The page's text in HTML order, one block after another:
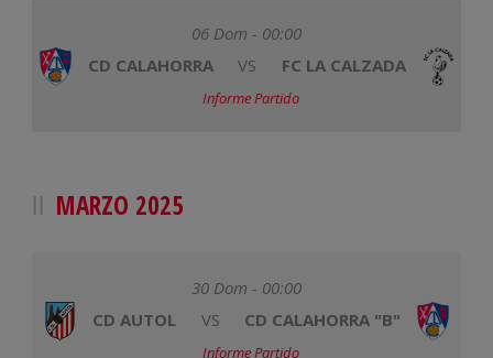
06 Dom - 00:00
CD CALAHORRA
VS FC LA CALZADA
Informe Partido
MARZO 2025
30 Dom - 00:00
CD AUTOL
VS CD CALAHORRA "B"
Informe Partido